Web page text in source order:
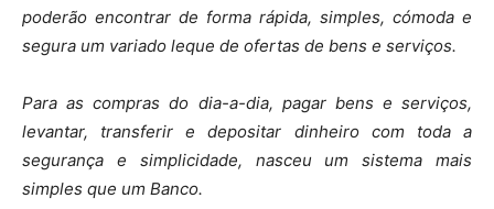
poderão encontrar de forma rápida, simples, cómoda e
segura um variado leque de ofertas de bens e serviços.
Para as compras do dia-a-dia, pagar bens e serviços,
levantar, transferir e depositar dinheiro com toda a
segurança e simplicidade, nasceu um sistema mais
simples que um Banco.